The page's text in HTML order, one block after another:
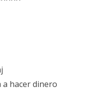
a hacer dinero